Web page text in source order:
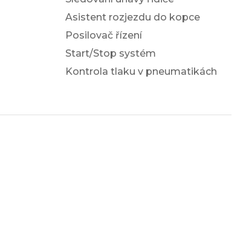
Asistent rozjezdu do kopce
Posilovač řízení
Start/Stop systém
Kontrola tlaku v pneumatikách